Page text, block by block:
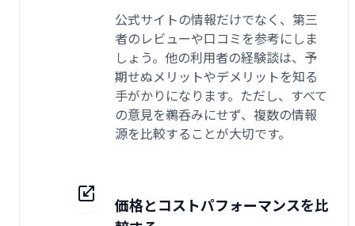
公式サイトの情報だけでなく、第三
者のレビューや口コミを参考にしま
しょう。他の利用者の経験談は、予
期せぬメリットやデメリットを知る
手がかりになります。ただし、すべて
の意見を鵜呑みにせず、複数の情報
源を比較することが大切です。
価格とコストパフォーマンスを比